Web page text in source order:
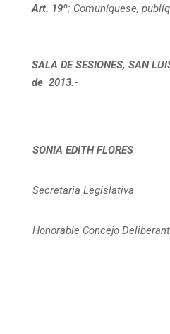
Art. 19º: Comuníquese,
SALA DE SESIONES, SAN
de 2013.-
SONIA EDITH FLORES
Secretaria Legislativa
Honorable Concejo